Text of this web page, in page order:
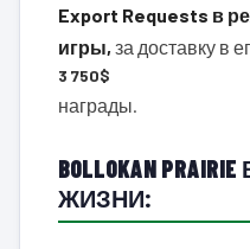
Export Requests в
игры, за доставку в
3 750$
награды.
BOLLOKAN
ЖИЗНИ: